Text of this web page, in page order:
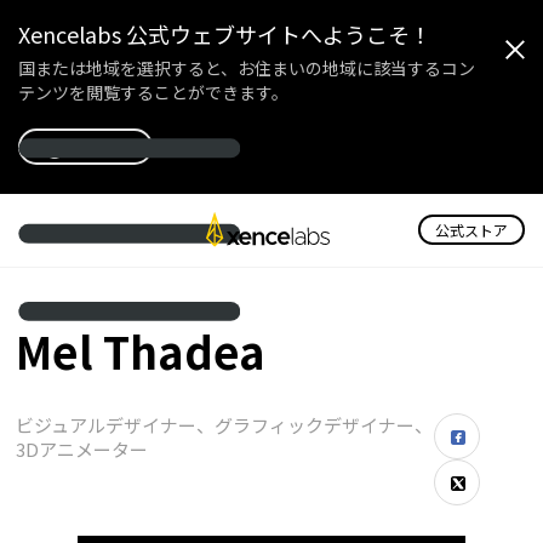
Xencelabs 公式ウェブサイトへようこそ！
国または地域を選択すると、お住まいの地域に該当するコン
テンツを閲覧することができます。
公式ストア
Mel Thadea
ビジュアルデザイナー、グラフィックデザイナー、
3Dアニメーター